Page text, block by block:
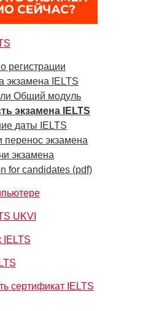
регистрации
экзамена IELTS
Общий модуль
экзамена IELTS
даты IELTS
перенос экзамена
экзамена
for candidates (pdf)
UKVI
IELTS
сертификат IELTS